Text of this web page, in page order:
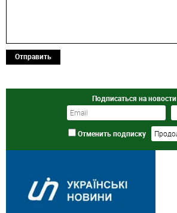
Отправить
Подписаться на новости
Отменить подписку